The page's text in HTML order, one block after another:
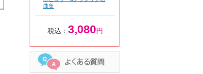
曲集
税込： 3,080円